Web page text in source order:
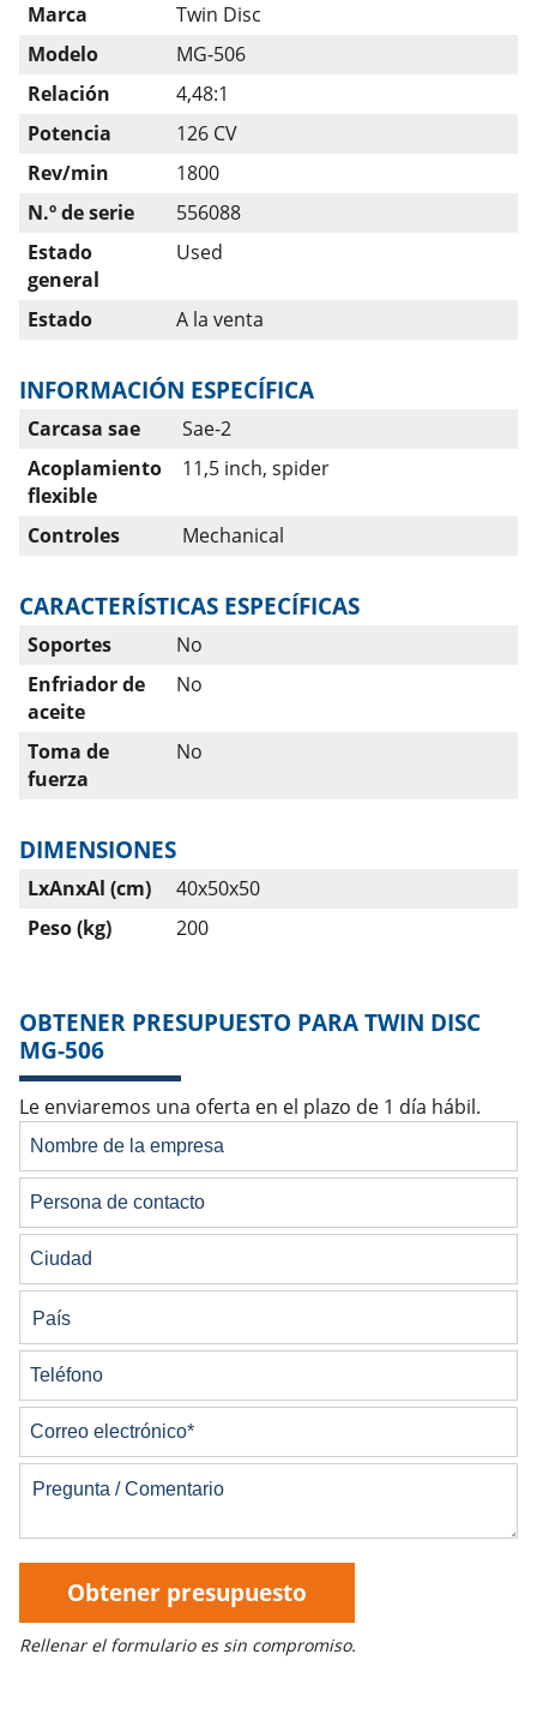
Marca
Twin Disc
Modelo
MG-506
Relación
4,48:1
Potencia
126 CV
Rev/min
1800
N.º de serie
556088
Estado
general
Used
Estado A la venta
INFORMACIÓN ESPECÍFICA
Carcasa sae
Sae-2
Acoplamiento
flexible
11,5 inch, spider
Controles Mechanical
CARACTERÍSTICAS ESPECÍFICAS
Soportes
No
Enfriador de
aceite
No
Toma de
fuerza
No
DIMENSIONES
LxAnxAl (cm)
40x50x50
Peso (kg)
200
OBTENER PRESUPUESTO PARA TWIN DISC
MG-506
Le enviaremos una oferta en el plazo de 1 día hábil.
Obtener presupuesto
Rellenar el formulario es sin compromiso.